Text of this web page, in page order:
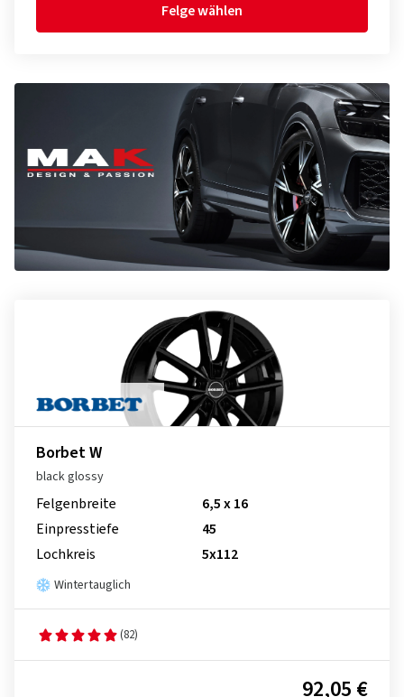
Felge wählen
Borbet W
black glossy
Felgenbreite
6,5 x 16
Einpresstiefe
45
Lochkreis
5x112
Wintertauglich
(82)
92,05 €